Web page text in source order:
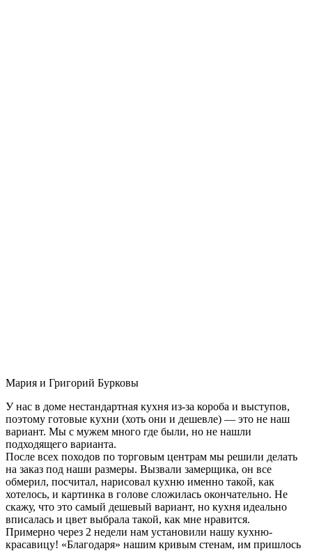
Мария и Григорий Бурковы
У нас в доме нестандартная кухня из-за короба и выступов,
поэтому готовые кухни (хоть они и дешевле) — это не наш
вариант. Мы с мужем много где были, но не нашли
подходящего варианта.
После всех походов по торговым центрам мы решили делать
на заказ под наши размеры. Вызвали замерщика, он все
обмерил, посчитал, нарисовал кухню именно такой, как
хотелось, и картинка в голове сложилась окончательно. Не
скажу, что это самый дешевый вариант, но кухня идеально
вписалась и цвет выбрала такой, как мне нравится.
Примерно через 2 недели нам установили нашу кухню-
красавицу! «Благодаря» нашим кривым стенам, им пришлось